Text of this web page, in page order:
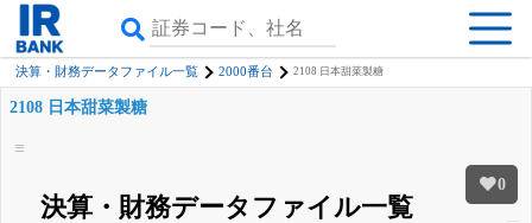
決算・財務データファイル一覧 2000番台 2108 日本甜菜製糖
0
2108 日本甜菜製糖
決算・財務データファイル一覧